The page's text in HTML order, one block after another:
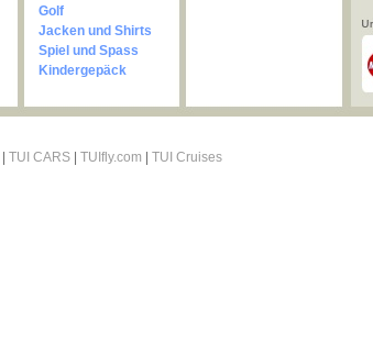
Golf
Jacken und Shirts
Spiel und Spass
Kindergepäck
TUI CARS TUIfly.com TUI Cruises